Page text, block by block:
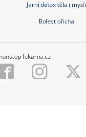
Jarní detox těla i mysli
Bolest břicha
lekarna.cz